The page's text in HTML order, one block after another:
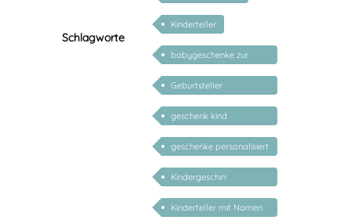
Schlagworte
Kinderteller
babygeschenke zur
geburt personalisiert
Geburtsteller
personalisiert
geschenk kind
personalisiert
geschenke personalisiert
kinder
Kindergeschirr
personalisiert
Kinderteller mit Namen